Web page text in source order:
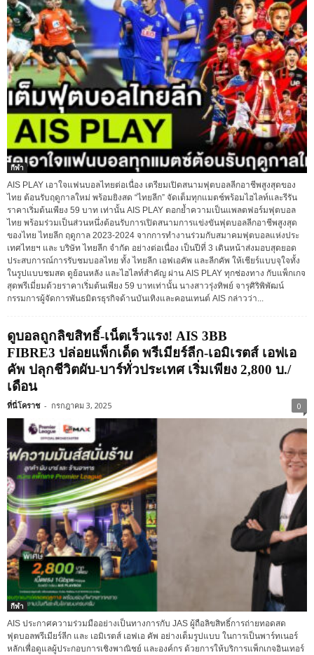
กีฬา
AIS PLAY เอาใจแฟนบอลไทยต่อเนื่อง เตรียมเปิดสนามฟุตบอลลีกอาชีพสูงสุดของ
ไทย ต้อนรับฤดูกาลใหม่ พร้อมยิงสด “ไทยลีก” จัดเต็มทุกแมตช์พร้อมไฮไลท์และรีรัน
ราคาเริ่มต้นเพียง 59 บาท เท่านั้น AIS PLAY ตอกย้ำความเป็นแพลตฟอร์มฟุตบอล
ไทย พร้อมร่วมเป็นส่วนหนึ่งต้อนรับการเปิดสนามการแข่งขันฟุตบอลลีกอาชีพสูงสุด
ของไทย ไทยลีก ฤดูกาล 2023-2024 จากการทำงานร่วมกับสมาคมฟุตบอลแห่งประ
เทศไทยฯ และ บริษัท ไทยลีก จำกัด อย่างต่อเนื่อง เป็นปีที่ 3 เดินหน้าส่งมอบสุดยอด
ประสบการณ์การรับชมบอลไทย ทั้ง ไทยลีก เอฟเอคัพ และลีกคัพ ให้เชียร์แบบจุใจทั้ง
ในรูปแบบชมสด ดูย้อนหลัง และไฮไลท์สำคัญ ผ่าน AIS PLAY ทุกช่องทาง กับแพ็กเกจ
สุดพรีเมี่ยมด้วยราคาเริ่มต้นเพียง 59 บาทเท่านั้น นางสาวรุ่งทิพย์ จารุศิริพิพัฒน์
กรรมการผู้จัดการพันธมิตรธุรกิจด้านบันเทิงและคอนเทนต์ AIS กล่าวว่า...
ดูบอลถูกลิขสิทธิ์-เน็ตเร็วแรง! AIS 3BB
FIBRE3 ปล่อยแพ็กเด็ด พรีเมียร์ลีก-เอมิเรตส์ เอฟเอ
คัพ ปลุกชีวิตผับ-บาร์ทั่วประเทศ เริ่มเพียง 2,800 บ./
เดือน
ที่นี่โคราช - กรกฎาคม 3, 2025 0
กีฬา
AIS ประกาศความร่วมมืออย่างเป็นทางการกับ JAS ผู้ถือลิขสิทธิ์การถ่ายทอดสด
ฟุตบอลพรีเมียร์ลีก และ เอมิเรตส์ เอฟเอ คัพ อย่างเต็มรูปแบบ ในการเป็นพาร์ทเนอร์
หลักเพื่อดูแลผู้ประกอบการเชิงพาณิชย์ และองค์กร ด้วยการให้บริการแพ็กเกจอินเทอร์